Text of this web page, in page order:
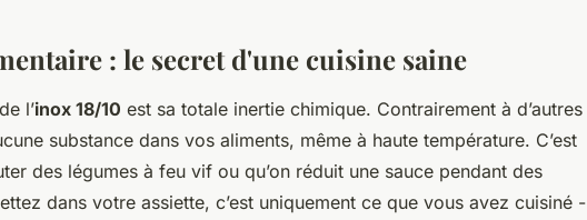
: le secret d'une cuisine saine
l’inox 18/10 est sa totale inertie chimique. Contrairement à d’autres
substance dans vos aliments, même à haute température. C’est
des légumes à feu vif ou qu’on réduit une sauce pendant des
dans votre assiette, c’est uniquement ce que vous avez cuisiné -